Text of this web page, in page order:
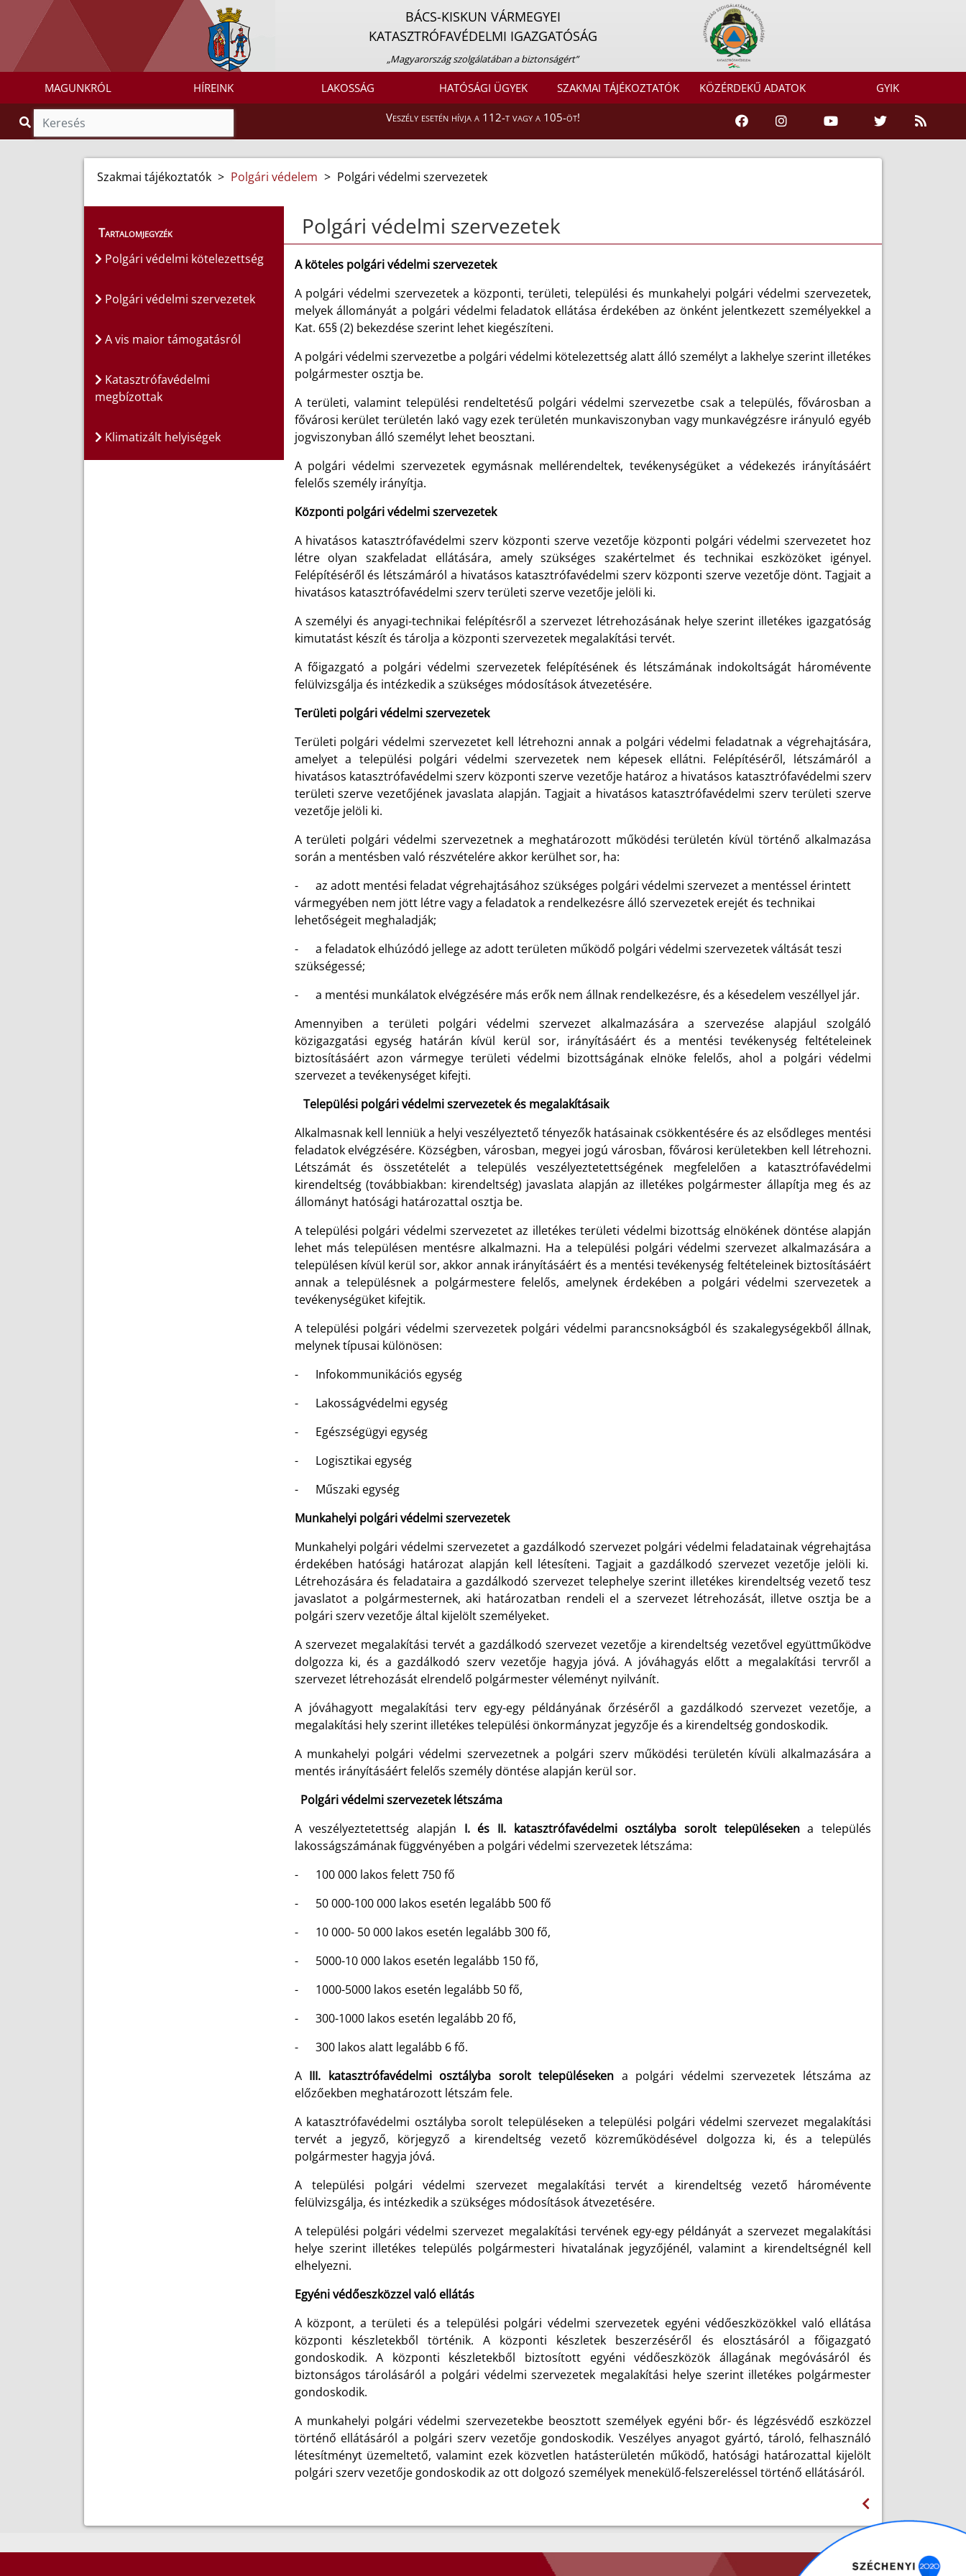
BÁCS-KISKUN VÁRMEGYEI
KATASZTRÓFAVÉDELMI IGAZGATÓSÁG
„Magyarország szolgálatában a biztonságért”
MAGUNKRÓL HÍREINK LAKOSSÁG HATÓSÁGI ÜGYEK SZAKMAI TÁJÉKOZTATÓK KÖZÉRDEKŰ ADATOK GYIK
Veszély esetén hívja a 112-t vagy a 105-öt!
Szakmai tájékoztatók > Polgári védelem > Polgári védelmi szervezetek
Tartalomjegyzék
Polgári védelmi kötelezettség
Polgári védelmi szervezetek
A vis maior támogatásról
Katasztrófavédelmi
megbízottak
Klimatizált helyiségek
Polgári védelmi szervezetek
A köteles polgári védelmi szervezetek
A polgári védelmi szervezetek a központi, területi, települési és munkahelyi polgári védelmi szervezetek,
melyek állományát a polgári védelmi feladatok ellátása érdekében az önként jelentkezett személyekkel a
Kat. 65§ (2) bekezdése szerint lehet kiegészíteni.
A polgári védelmi szervezetbe a polgári védelmi kötelezettség alatt álló személyt a lakhelye szerint illetékes
polgármester osztja be.
A területi, valamint települési rendeltetésű polgári védelmi szervezetbe csak a település, fővárosban a
fővárosi kerület területén lakó vagy ezek területén munkaviszonyban vagy munkavégzésre irányuló egyéb
jogviszonyban álló személyt lehet beosztani.
A polgári védelmi szervezetek egymásnak mellérendeltek, tevékenységüket a védekezés irányításáért
felelős személy irányítja.
Központi polgári védelmi szervezetek
A hivatásos katasztrófavédelmi szerv központi szerve vezetője központi polgári védelmi szervezetet hoz
létre olyan szakfeladat ellátására, amely szükséges szakértelmet és technikai eszközöket igényel.
Felépítéséről és létszámáról a hivatásos katasztrófavédelmi szerv központi szerve vezetője dönt. Tagjait a
hivatásos katasztrófavédelmi szerv területi szerve vezetője jelöli ki.
A személyi és anyagi-technikai felépítésről a szervezet létrehozásának helye szerint illetékes igazgatóság
kimutatást készít és tárolja a központi szervezetek megalakítási tervét.
A főigazgató a polgári védelmi szervezetek felépítésének és létszámának indokoltságát háromévente
felülvizsgálja és intézkedik a szükséges módosítások átvezetésére.
Területi polgári védelmi szervezetek
Területi polgári védelmi szervezetet kell létrehozni annak a polgári védelmi feladatnak a végrehajtására,
amelyet a települési polgári védelmi szervezetek nem képesek ellátni. Felépítéséről, létszámáról a
hivatásos katasztrófavédelmi szerv központi szerve vezetője határoz a hivatásos katasztrófavédelmi szerv
területi szerve vezetőjének javaslata alapján. Tagjait a hivatásos katasztrófavédelmi szerv területi szerve
vezetője jelöli ki.
A területi polgári védelmi szervezetnek a meghatározott működési területén kívül történő alkalmazása
során a mentésben való részvételére akkor kerülhet sor, ha:
- az adott mentési feladat végrehajtásához szükséges polgári védelmi szervezet a mentéssel érintett
vármegyében nem jött létre vagy a feladatok a rendelkezésre álló szervezetek erejét és technikai
lehetőségeit meghaladják;
- a feladatok elhúzódó jellege az adott területen működő polgári védelmi szervezetek váltását teszi
szükségessé;
- a mentési munkálatok elvégzésére más erők nem állnak rendelkezésre, és a késedelem veszéllyel jár.
Amennyiben a területi polgári védelmi szervezet alkalmazására a szervezése alapjául szolgáló
közigazgatási egység határán kívül kerül sor, irányításáért és a mentési tevékenység feltételeinek
biztosításáért azon vármegye területi védelmi bizottságának elnöke felelős, ahol a polgári védelmi
szervezet a tevékenységet kifejti.
Települési polgári védelmi szervezetek és megalakításaik
Alkalmasnak kell lenniük a helyi veszélyeztető tényezők hatásainak csökkentésére és az elsődleges mentési
feladatok elvégzésére. Községben, városban, megyei jogú városban, fővárosi kerületekben kell létrehozni.
Létszámát és összetételét a település veszélyeztetettségének megfelelően a katasztrófavédelmi
kirendeltség (továbbiakban: kirendeltség) javaslata alapján az illetékes polgármester állapítja meg és az
állományt hatósági határozattal osztja be.
A települési polgári védelmi szervezetet az illetékes területi védelmi bizottság elnökének döntése alapján
lehet más településen mentésre alkalmazni. Ha a települési polgári védelmi szervezet alkalmazására a
településen kívül kerül sor, akkor annak irányításáért és a mentési tevékenység feltételeinek biztosításáért
annak a településnek a polgármestere felelős, amelynek érdekében a polgári védelmi szervezetek a
tevékenységüket kifejtik.
A települési polgári védelmi szervezetek polgári védelmi parancsnokságból és szakalegységekből állnak,
melynek típusai különösen:
- Infokommunikációs egység
- Lakosságvédelmi egység
- Egészségügyi egység
- Logisztikai egység
- Műszaki egység
Munkahelyi polgári védelmi szervezetek
Munkahelyi polgári védelmi szervezetet a gazdálkodó szervezet polgári védelmi feladatainak végrehajtása
érdekében hatósági határozat alapján kell létesíteni. Tagjait a gazdálkodó szervezet vezetője jelöli ki.
Létrehozására és feladataira a gazdálkodó szervezet telephelye szerint illetékes kirendeltség vezető tesz
javaslatot a polgármesternek, aki határozatban rendeli el a szervezet létrehozását, illetve osztja be a
polgári szerv vezetője által kijelölt személyeket.
A szervezet megalakítási tervét a gazdálkodó szervezet vezetője a kirendeltség vezetővel együttműködve
dolgozza ki, és a gazdálkodó szerv vezetője hagyja jóvá. A jóváhagyás előtt a megalakítási tervről a
szervezet létrehozását elrendelő polgármester véleményt nyilvánít.
A jóváhagyott megalakítási terv egy-egy példányának őrzéséről a gazdálkodó szervezet vezetője, a
megalakítási hely szerint illetékes települési önkormányzat jegyzője és a kirendeltség gondoskodik.
A munkahelyi polgári védelmi szervezetnek a polgári szerv működési területén kívüli alkalmazására a
mentés irányításáért felelős személy döntése alapján kerül sor.
Polgári védelmi szervezetek létszáma
A veszélyeztetettség alapján I. és II. katasztrófavédelmi osztályba sorolt településekena település
lakosságszámának függvényében a polgári védelmi szervezetek létszáma:
- 100 000 lakos felett 750 fő
- 50 000-100 000 lakos esetén legalább 500 fő
- 10 000- 50 000 lakos esetén legalább 300 fő,
- 5000-10 000 lakos esetén legalább 150 fő,
- 1000-5000 lakos esetén legalább 50 fő,
- 300-1000 lakos esetén legalább 20 fő,
- 300 lakos alatt legalább 6 fő.
A III. katasztrófavédelmi osztályba sorolt településeken a polgári védelmi szervezetek létszáma az
előzőekben meghatározott létszám fele.
A katasztrófavédelmi osztályba sorolt településeken a települési polgári védelmi szervezet megalakítási
tervét a jegyző, körjegyző a kirendeltség vezető közreműködésével dolgozza ki, és a település
polgármester hagyja jóvá.
A települési polgári védelmi szervezet megalakítási tervét a kirendeltség vezető háromévente
felülvizsgálja, és intézkedik a szükséges módosítások átvezetésére.
A települési polgári védelmi szervezet megalakítási tervének egy-egy példányát a szervezet megalakítási
helye szerint illetékes település polgármesteri hivatalának jegyzőjénél, valamint a kirendeltségnél kell
elhelyezni.
Egyéni védőeszközzel való ellátás
A központ, a területi és a települési polgári védelmi szervezetek egyéni védőeszközökkel való ellátása
központi készletekből történik. A központi készletek beszerzéséről és elosztásáról a főigazgató
gondoskodik. A központi készletekből biztosított egyéni védőeszközök állagának megóvásáról és
biztonságos tárolásáról a polgári védelmi szervezetek megalakítási helye szerint illetékes polgármester
gondoskodik.
A munkahelyi polgári védelmi szervezetekbe beosztott személyek egyéni bőr- és légzésvédő eszközzel
történő ellátásáról a polgári szerv vezetője gondoskodik. Veszélyes anyagot gyártó, tároló, felhasználó
létesítményt üzemeltető, valamint ezek közvetlen hatásterületén működő, hatósági határozattal kijelölt
polgári szerv vezetője gondoskodik az ott dolgozó személyek menekülő-felszereléssel történő ellátásáról.